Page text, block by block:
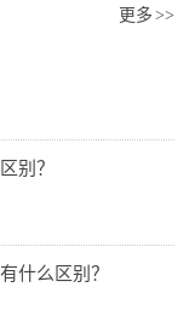
更多 >>
别？
什么区别？